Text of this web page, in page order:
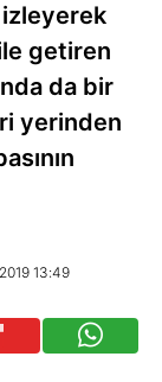
izleyerek
getiren
da bir
yerinden
13:49